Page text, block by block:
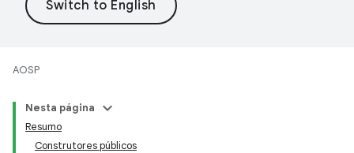
AOSP
Nesta página
Resumo
Construtores públicos